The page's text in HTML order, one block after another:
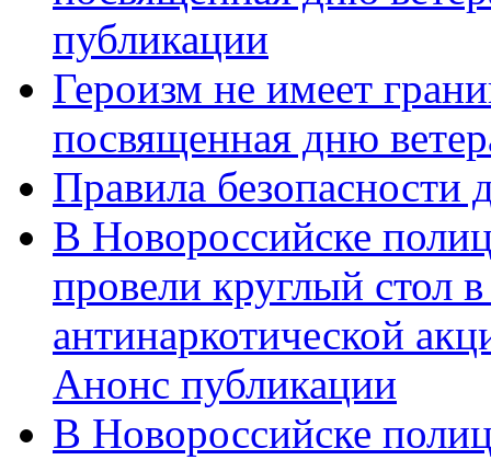
публикации
Героизм не имеет
посвященная дню
Правила безопасности
В Новороссийске
провели круглый стол
антинаркотической
Анонс публикации
В Новороссийске